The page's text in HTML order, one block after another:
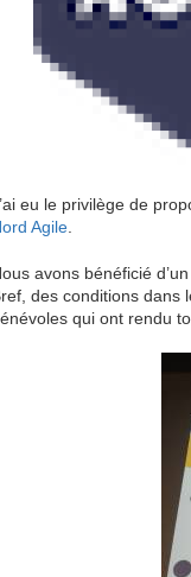
eu le privilège de
Agile.
avons bénéficié
des conditions dans
qui ont rendu